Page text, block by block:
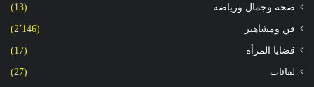
صحة وجمال ورياضة (13)
فن ومشاهير (2٬146)
قضايا المرأة (17)
لقائات (27)